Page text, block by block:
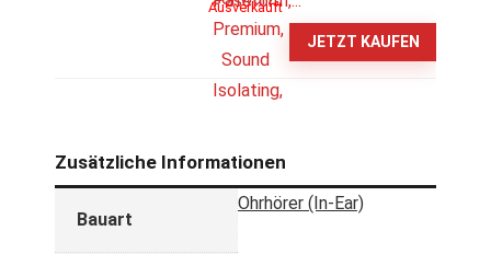
Ausverkauft
JETZT KAUFEN
Zusätzliche Informationen
Bauart
Ohrhörer (In-Ear)